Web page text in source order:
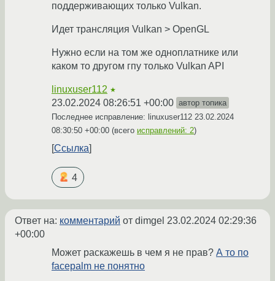
поддерживающих только Vulkan.
Идет трансляция Vulkan > OpenGL
Нужно если на том же одноплатнике или
каком то другом гпу только Vulkan API
linuxuser112 ★
23.02.2024 08:26:51 +00:00 автор топика
Последнее исправление: linuxuser112 23.02.2024
08:30:50 +00:00 (всего исправлений: 2)
Ссылка
4
Ответ на: комментарий от dimgel 23.02.2024 02:29:36
+00:00
Может раскажешь в чем я не прав? А то по
facepalm не понятно